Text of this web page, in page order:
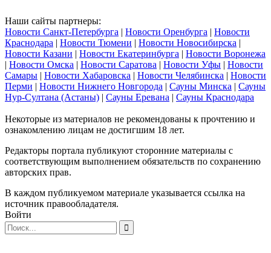
Наши сайты партнеры:
Новости Санкт-Петербурга | Новости Оренбурга | Новости
Краснодара | Новости Тюмени | Новости Новосибирска |
Новости Казани | Новости Екатеринбурга | Новости Воронежа
| Новости Омска | Новости Саратова | Новости Уфы | Новости
Самары | Новости Хабаровска | Новости Челябинска | Новости
Перми | Новости Нижнего Новгорода | Сауны Минска | Сауны
Нур-Султана (Астаны) | Сауны Еревана | Сауны Краснодара
Некоторые из материалов не рекомендованы к прочтению и
ознакомлению лицам не достигшим 18 лет.
Редакторы портала публикуют сторонние материалы с
соответствующим выполнением обязательств по сохранению
авторских прав.
В каждом публикуемом материале указывается ссылка на
источник правообладателя.
Войти